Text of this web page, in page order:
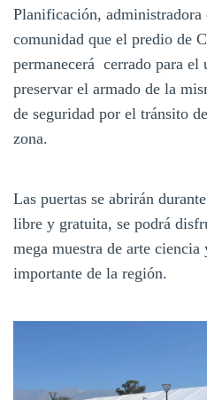
Planificación,
comunidad que el predio de
permanecerá cerrado para el
preservar el armado de la
de seguridad por el tránsito
zona.
Las puertas se abrirán
libre y gratuita, se podrá
mega muestra de arte
importante de la región.